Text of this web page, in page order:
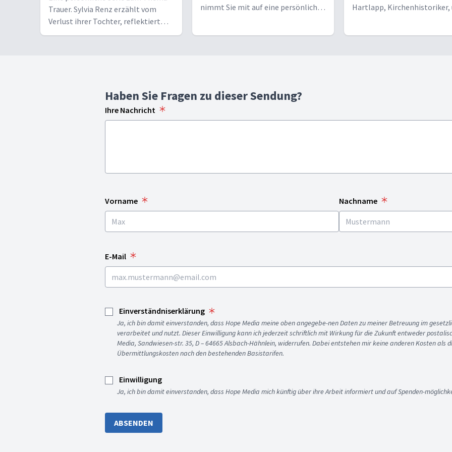
Trauer. Sylvia Renz erzählt vom
Verlust ihrer Tochter, reflektiert
über ihre Trauer und spricht darüber,
nimmt Sie mit auf eine persönliche
Hartlapp, Kirchenhistoriker,
Haben Sie Fragen zu dieser Sendung?
Ihre Nachricht
Vorname Nachname
E-Mail
Einverständniserklärung
Ja, ich bin damit einverstanden, dass Hope Media meine oben angegebe-nen Daten zu meiner Betreuung im
verarbeitet und nutzt. Dieser Einwilligung kann ich jederzeit schriftlich mit Wirkung für die Zukunft entweder
Media, Sandwiesen-str. 35, D – 64665 Alsbach-Hähnlein, widerrufen. Dabei entstehen mir keine anderen Kosten als
Übermittlungskosten nach den bestehenden Basistarifen.
Einwilligung
Ja, ich bin damit einverstanden, dass Hope Media mich künftig über ihre Arbeit informiert und auf Spenden-
ABSENDEN